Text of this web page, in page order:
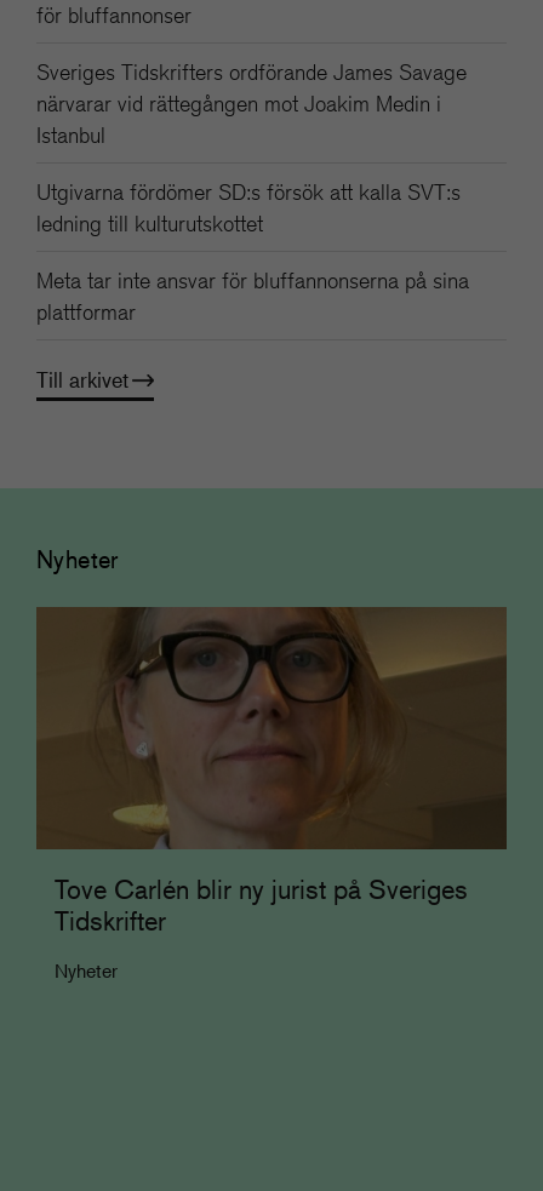
för bluffannonser
Sveriges Tidskrifters ordförande James Savage
närvarar vid rättegången mot Joakim Medin i
Istanbul
Utgivarna fördömer SD:s försök att kalla SVT:s
ledning till kulturutskottet
Meta tar inte ansvar för bluffannonserna på sina
plattformar
Till arkivet
Nyheter
Tove Carlén blir ny jurist på Sveriges
Tidskrifter
Nyheter